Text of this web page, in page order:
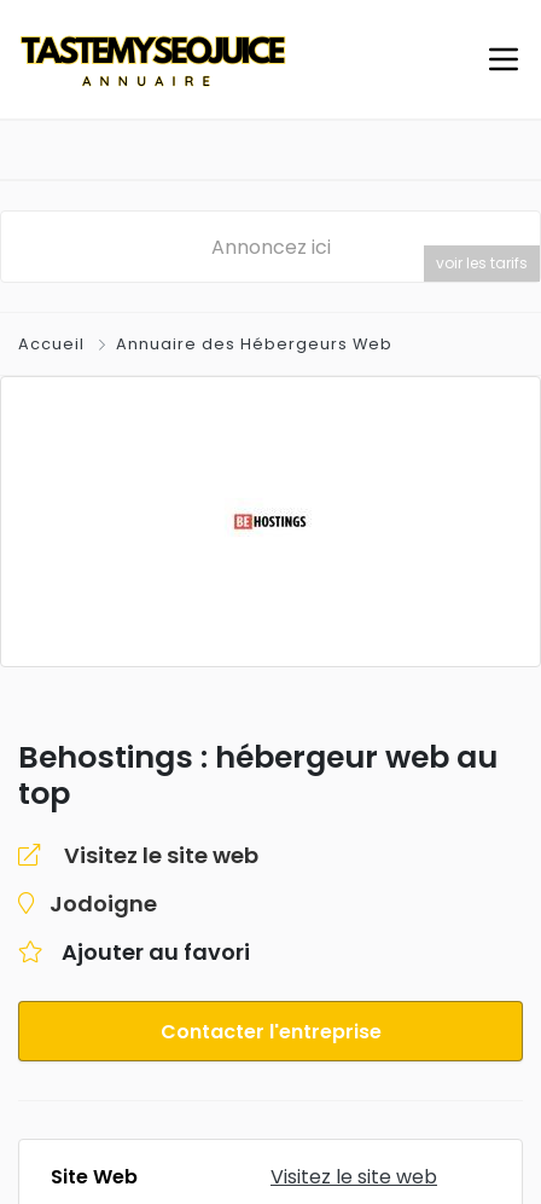
Annoncez ici
voir les tarifs
Accueil Annuaire des Hébergeurs Web
Behostings : hébergeur web au
top
Visitez le site web
Jodoigne
Ajouter au favori
Contacter l'entreprise
Site Web Visitez le site web